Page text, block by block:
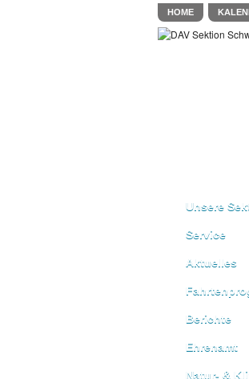
HOME
Unsere
Service
Aktuelles
Berichte
Ehrenamt
Natur- &